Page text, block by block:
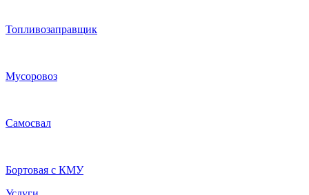
Топливозаправщик
Мусоровоз
Самосвал
Бортовая с КМУ